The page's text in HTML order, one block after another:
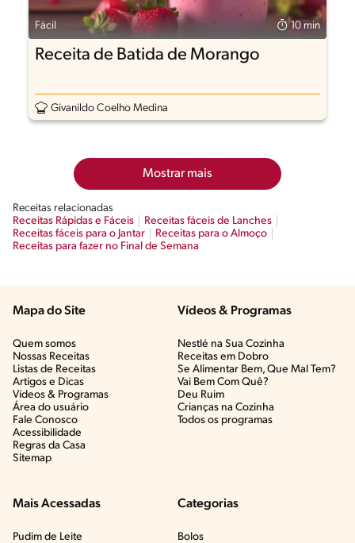
Fácil 10 min
Receita de Batida de Morango
Givanildo Coelho Medina
Mostrar mais
Receitas relacionadas
Receitas Rápidas e Fáceis
Receitas fáceis de Lanches
Receitas fáceis para o Jantar
Receitas para o Almoço
Receitas para fazer no Final de Semana
Mapa do Site
Quem somos
Nossas Receitas
Listas de Receitas​
Artigos e Dicas​
Vídeos & Programas​
Área do usuário
Fale Conosco
Acessibilidade
Regras da Casa
Sitemap
Vídeos & Programas​
Nestlé na Sua Cozinha
Receitas em Dobro
Se Alimentar Bem, Que Mal Tem?​
Vai Bem Com Quê?​
Deu Ruim​
Crianças na Cozinha​
Todos os programas
Mais Acessadas
Pudim de Leite
Categorias
Bolos